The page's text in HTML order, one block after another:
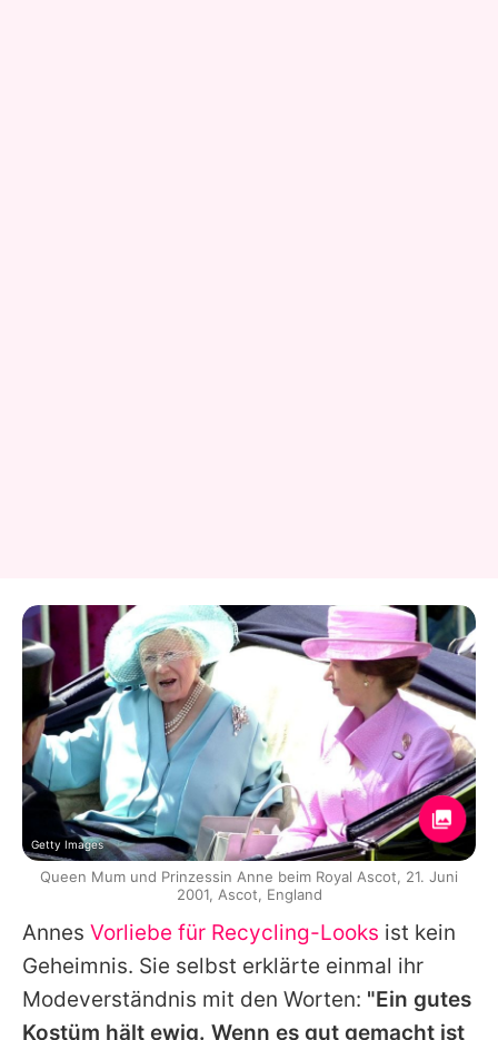
Annes Vorliebe für Recycling-Looks ist kein
Geheimnis. Sie selbst erklärte einmal ihr
Modeverständnis mit den Worten: "Ein gutes
Kostüm hält ewig. Wenn es gut gemacht ist
Getty Images
Queen Mum und Prinzessin Anne beim Royal Ascot, 21. Juni
2001, Ascot, England